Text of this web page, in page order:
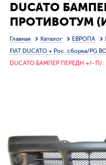
DUCATO
ПРОТИВОТУМ
Главная Каталог ЕВРОПА
FIAT DUCATO + Рос. сборка/PG
DUCATO БАМПЕР ПЕРЕДН +/- П/.